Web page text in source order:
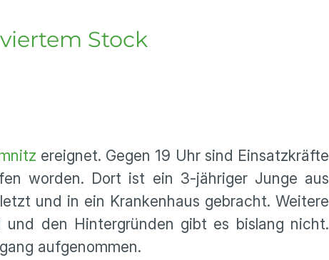
Stock
ereignet. Gegen 19 Uhr sind Einsatzkräfte
worden. Dort ist ein 3-jähriger Junge aus
und in ein Krankenhaus gebracht. Weitere
und den Hintergründen gibt es bislang nicht.
aufgenommen.